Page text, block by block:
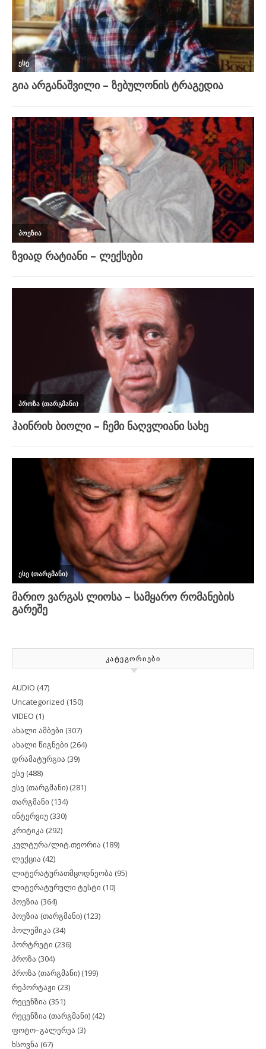
ᲙᲐᲢᲔᲒᲝᲠᲘᲔᲑᲘ
AUDIO (47)
Uncategorized (150)
VIDEO (1)
ახალი ამბები (307)
ახალი წიგნები (264)
დრამატურგია (39)
ესე (488)
ესე (თარგმანი) (281)
თარგმანი (134)
ინტერვიუ (330)
კრიტიკა (292)
კულტურა/ლიტ.თეორია (189)
ლექცია (42)
ლიტერატურათმცოდნეობა (95)
ლიტერატურული ტესტი (10)
პოეზია (364)
პოეზია (თარგმანი) (123)
პოლემიკა (34)
პორტრეტი (236)
პროზა (304)
პროზა (თარგმანი) (199)
რეპორტაჟი (23)
რეცენზია (351)
რეცენზია (თარგმანი) (42)
ფოტო–გალერეა (3)
ხსოვნა (67)